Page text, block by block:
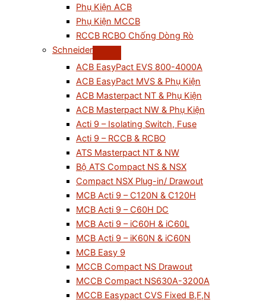
Phụ Kiện ACB
Phụ Kiện MCCB
RCCB RCBO Chống Dòng Rò
Schneider
ACB EasyPact EVS 800-4000A
ACB EasyPact MVS & Phụ Kiện
ACB Masterpact NT & Phụ Kiện
ACB Masterpact NW & Phụ Kiện
Acti 9 – Isolating Switch, Fuse
Acti 9 – RCCB & RCBO
ATS Masterpact NT & NW
Bộ ATS Compact NS & NSX
Compact NSX Plug-in/ Drawout
MCB Acti 9 – C120N & C120H
MCB Acti 9 – C60H DC
MCB Acti 9 – iC60H & iC60L
MCB Acti 9 – iK60N & iC60N
MCB Easy 9
MCCB Compact NS Drawout
MCCB Compact NS630A-3200A
MCCB Easypact CVS Fixed B,F,N